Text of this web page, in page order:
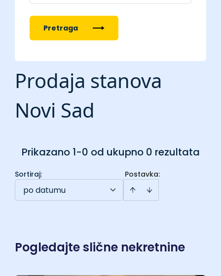
Pretraga
Prodaja stanova
Novi Sad
Prikazano 1-0 od ukupno 0 rezultata
Postavka:
Sortiraj:
po datumu
Pogledajte slične nekretnine